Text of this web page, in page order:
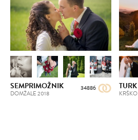
34886
SEMPRIMOŽNIK
DOMŽALE2018
TURK
KRŠKO